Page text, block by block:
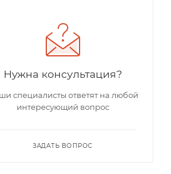
Нужна консультация?
специалисты ответят на любой
интересующий вопрос
ЗАДАТЬ ВОПРОС